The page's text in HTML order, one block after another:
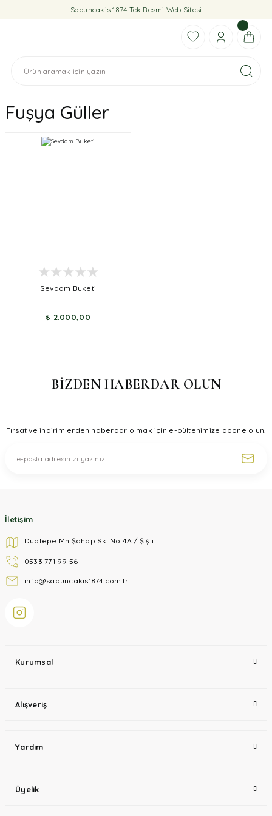
Sabuncakis 1874 Tek Resmi Web Sitesi
Fuşya Güller
Sevdam Buketi
₺ 2.000,00
BİZDEN HABERDAR OLUN
Fırsat ve indirimlerden haberdar olmak için e-bültenimize abone olun!
İletişim
Duatepe Mh Şahap Sk. No:4A / Şişli
0533 771 99 56
info@sabuncakis1874.com.tr
Kurumsal
Alışveriş
Yardım
Üyelik